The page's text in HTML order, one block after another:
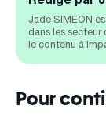
Jade SIMEON
dans les
le contenu à
Pour